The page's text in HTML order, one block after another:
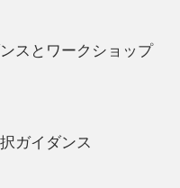
スとワークショップ
ガイダンス